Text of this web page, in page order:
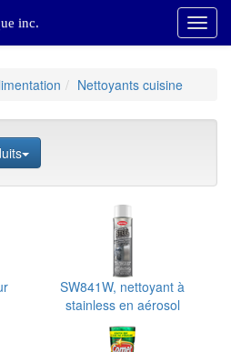
inc.
Nettoyants cuisine
SW841W, nettoyant à
stainless en aérosol